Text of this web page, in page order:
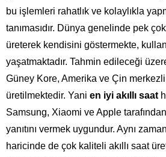
bu işlemleri rahatlık ve kolaylıkla
tanımasıdır. Dünya genelinde pek
üreterek kendisini göstermekte,
yaşatmaktadır. Tahmin edileceği
Güney Kore, Amerika ve Çin
üretilmektedir. Yani en iyi akıllı saat
Samsung, Xiaomi ve Apple
yanıtını vermek uygundur. Aynı
haricinde de çok kaliteli akıllı saat